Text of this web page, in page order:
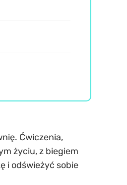
Ćwiczenia,
życiu, z biegiem
i odświeżyć sobie